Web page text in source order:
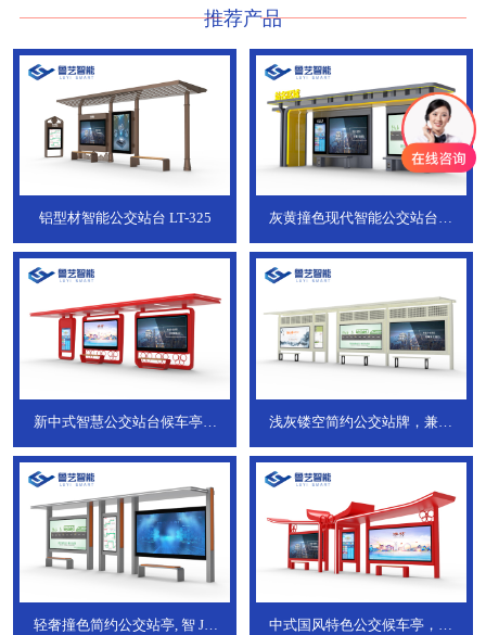
推荐产品
铝型材智能公交站台 LT-325
灰黄撞色现代智能公交站台，
新中式智慧公交站台候车亭，
浅灰镂空简约公交站牌，兼具
轻奢撞色简约公交站亭, 智 JT-
中式国风特色公交候车亭，承